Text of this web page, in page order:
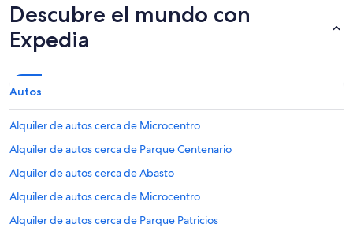
Descubre el mundo con
Expedia
Autos
Alquiler de autos cerca de Microcentro
Alquiler de autos cerca de Parque Centenario
Alquiler de autos cerca de Abasto
Alquiler de autos cerca de Microcentro
Alquiler de autos cerca de Parque Patricios